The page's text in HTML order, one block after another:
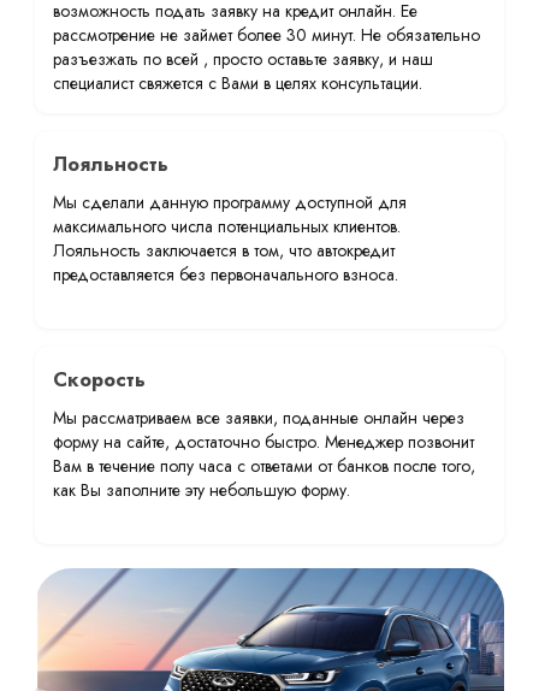
возможность подать заявку на кредит онлайн. Ее
рассмотрение не займет более 30 минут. Не обязательно
разъезжать по всей , просто оставьте заявку, и наш
специалист свяжется с Вами в целях консультации.
Лояльность
Мы сделали данную программу доступной для
максимального числа потенциальных клиентов.
Лояльность заключается в том, что автокредит
предоставляется без первоначального взноса.
Скорость
Мы рассматриваем все заявки, поданные онлайн через
форму на сайте, достаточно быстро. Менеджер позвонит
Вам в течение полу часа с ответами от банков после того,
как Вы заполните эту небольшую форму.